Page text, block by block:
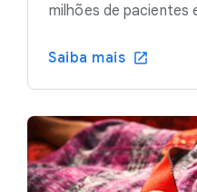
milhões de pacientes
Saiba mais